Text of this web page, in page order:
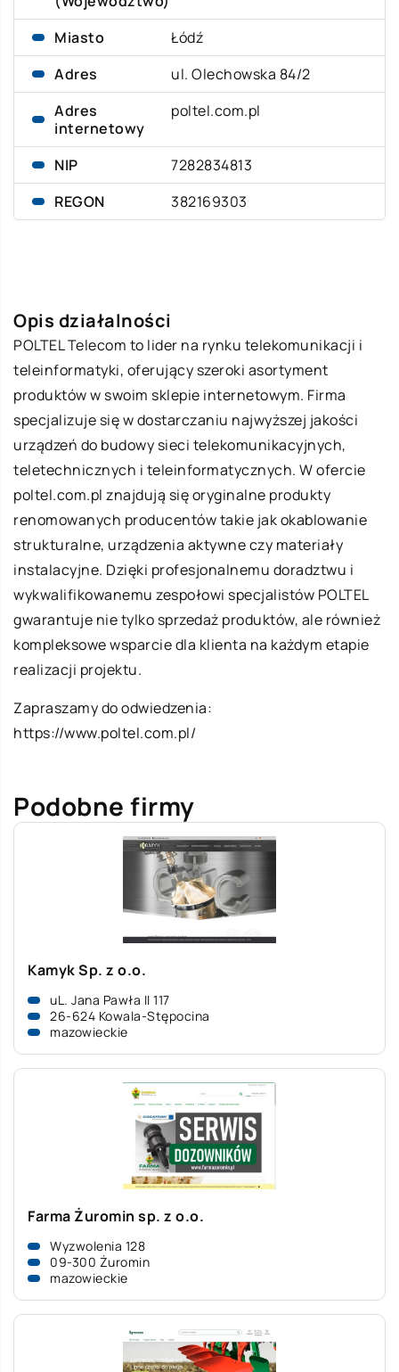
Miasto
Łódź
Adres
ul. Olechowska 84/2
Adres
internetowy
poltel.com.pl
NIP
7282834813
REGON
382169303
Opis działalności
POLTEL Telecom to lider na rynku telekomunikacji i
teleinformatyki, oferujący szeroki asortyment
produktów w swoim sklepie internetowym. Firma
specjalizuje się w dostarczaniu najwyższej jakości
urządzeń do budowy sieci telekomunikacyjnych,
teletechnicznych i teleinformatycznych. W ofercie
poltel.com.pl znajdują się oryginalne produkty
renomowanych producentów takie jak okablowanie
strukturalne, urządzenia aktywne czy materiały
instalacyjne. Dzięki profesjonalnemu doradztwu i
wykwalifikowanemu zespołowi specjalistów POLTEL
gwarantuje nie tylko sprzedaż produktów, ale również
kompleksowe wsparcie dla klienta na każdym etapie
realizacji projektu.
Zapraszamy do odwiedzenia:
https://www.poltel.com.pl/
Podobne firmy
Kamyk Sp. z o.o.
uL. Jana Pawła II 117
26-624 Kowala-Stępocina
mazowieckie
Farma Żuromin sp. z o.o.
Wyzwolenia 128
09-300 Żuromin
mazowieckie